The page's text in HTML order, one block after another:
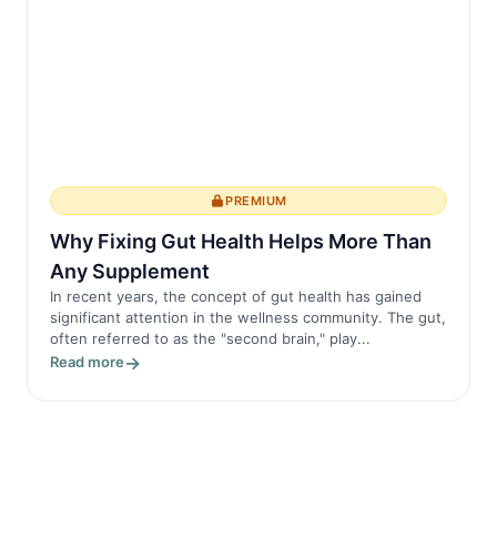
PREMIUM
Why Fixing Gut Health Helps More Than
Any Supplement
In recent years, the concept of gut health has gained
significant attention in the wellness community. The gut,
often referred to as the "second brain," play...
Read more